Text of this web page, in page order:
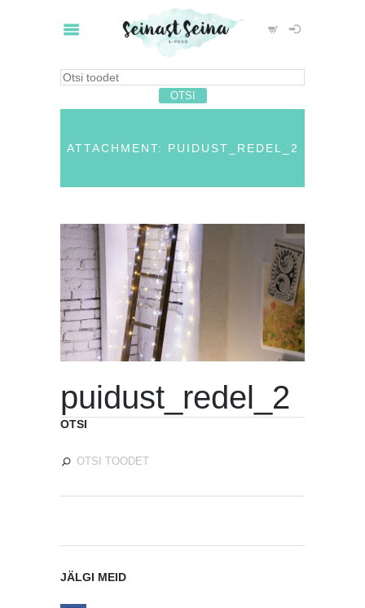
ATTACHMENT: PUIDUST_REDEL_2
puidust_redel_2
OTSI
JÄLGI MEID